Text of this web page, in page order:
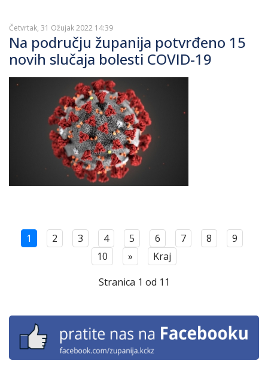
Četvrtak, 31 Ožujak 2022 14:39
Na području županija potvrđeno 15
novih slučaja bolesti COVID-19
1 2 3 4 5 6 7 8
9
10
»
Kraj
Stranica 1 od 11